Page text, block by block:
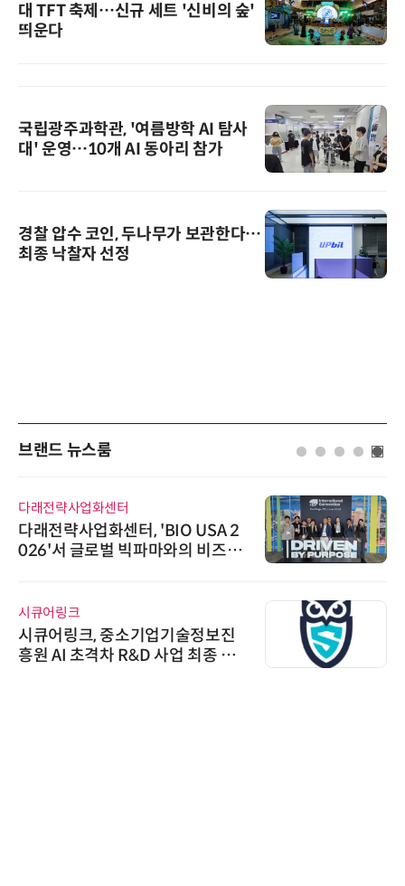
대 TFT 축제…신규 세트 '신비의 숲'
띄운다
국립광주과학관, '여름방학 AI 탐사
대' 운영…10개 AI 동아리 참가
경찰 압수 코인, 두나무가 보관한다…
최종 낙찰자 선정
브랜드 뉴스룸
다래전략사업화센터
다래전략사업화센터, 'BIO USA 2
026'서 글로벌 빅파마와의 비즈니
시큐어링크
시큐어링크, 중소기업기술정보진
흥원 AI 초격차 R&D 사업 최종 선